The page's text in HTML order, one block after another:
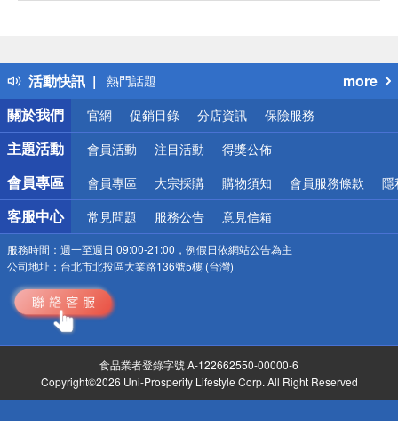
活動快訊
得獎公告
熱門話題
銀行優惠
偏遠地區配送
詐騙網頁！請小心！
more
關於我們
官網 促銷目錄 分店資訊 保險服務
主題活動 會員活動 注目活動 得獎公佈
會員專區 會員專區 大宗採購 購物須知 會員服務條款 隱
客服中心 常見問題 服務公告 意見信箱
服務時間： 週一至週日 09:00-21:00，例假日依網站公告為主
公司地址： 台北市北投區大業路136號5樓 (台灣)
食品業者登錄字號 A-122662550-00000-6
Copyright©2026 Uni-Prosperity Lifestyle Corp. All Right Reserved